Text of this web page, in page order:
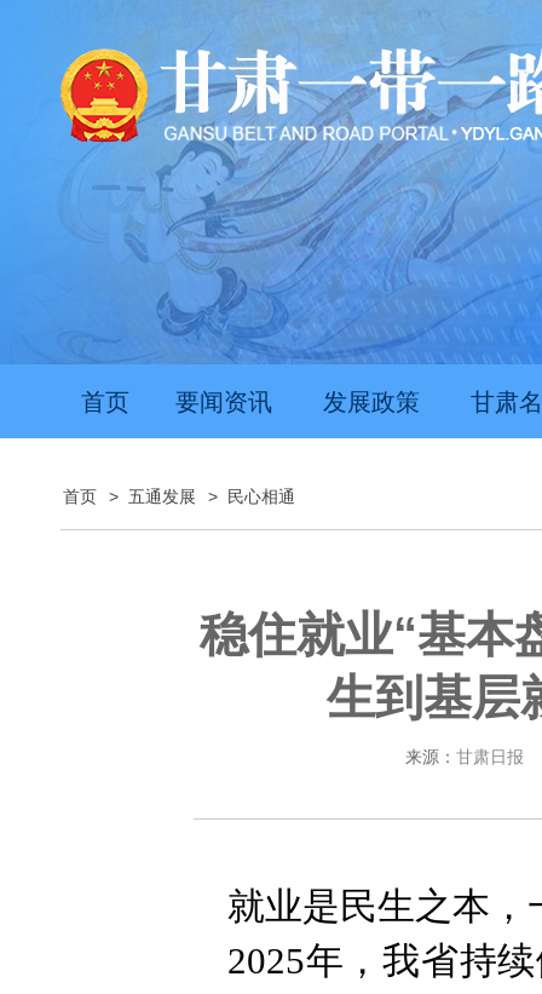
首页 要闻资讯 发展政策 甘肃
首页 > 五通发展 > 民心相通
稳住就业“基
生到基层
来源： 甘肃日报
就业是民生之本，
2025年，我省持